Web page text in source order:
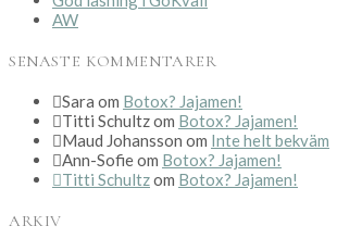
AW
SENASTE KOMMENTARER
Sara om Botox? Jajamen!
Titti Schultzom Botox? Jajamen!
Maud Johansson om Inte helt bekväm
Ann-Sofieom Botox? Jajamen!
Titti Schultzom Botox? Jajamen!
ARKIV